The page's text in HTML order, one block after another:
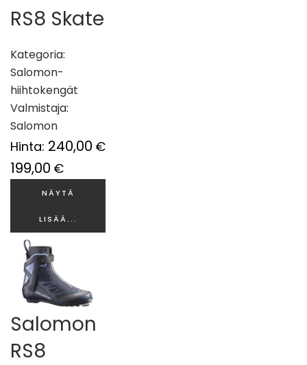
RS8 Skate
Kategoria:
Salomon-
hiihtokengät
Valmistaja:
Salomon
Hinta: 240,00 €
199,00 €
NÄYTÄ
LISÄÄ...
Salomon
RS8